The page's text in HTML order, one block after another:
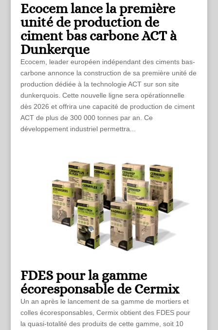
Ecocem lance la première
unité de production de
ciment bas carbone ACT à
Dunkerque
Ecocem, leader européen indépendant des ciments bas-
carbone annonce la construction de sa première unité de
production dédiée à la technologie ACT sur son site
dunkerquois. Cette nouvelle ligne sera opérationnelle
dès 2026 et offrira une capacité de production de ciment
ACT de plus de 300 000 tonnes par an. Ce
développement industriel permettra...
FDES pour la gamme
écoresponsable de Cermix
Un an après le lancement de sa gamme de mortiers et
colles écoresponsables, Cermix obtient des FDES pour
la quasi-totalité des produits de cette gamme, soit 10